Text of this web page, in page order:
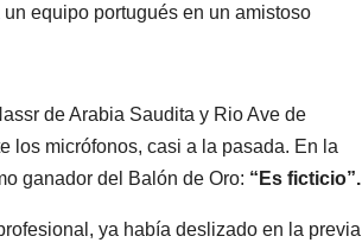
equipo portugués en un amistoso
de Arabia Saudita y Rio Ave de
los micrófonos, casi a la pasada. En la
ganador del Balón de Oro: “Es ficticio”.
ya había deslizado en la previa